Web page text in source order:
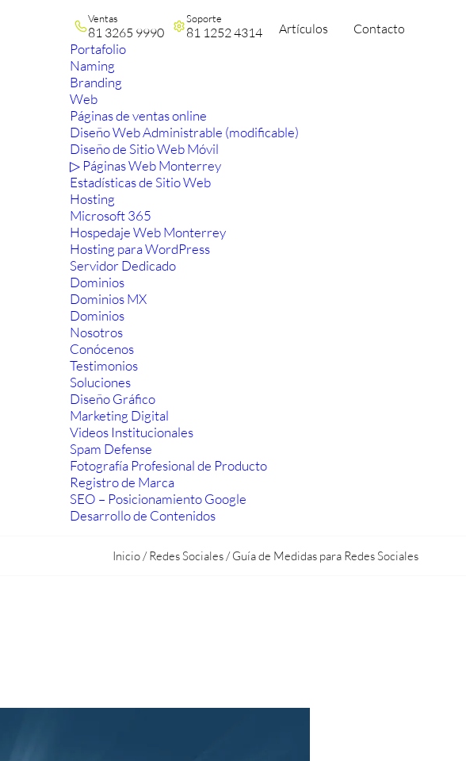
Ventas
81 3265 9990
Soporte
81 1252 4314 Artículos Contacto
Portafolio
Naming
Branding
Web
Páginas de ventas online
Diseño Web Administrable (modificable)
Diseño de Sitio Web Móvil
▷ Páginas Web Monterrey
Estadísticas de Sitio Web
Hosting
Microsoft 365
Hospedaje Web Monterrey
Hosting para WordPress
Servidor Dedicado
Dominios
Dominios MX
Dominios
Nosotros
Conócenos
Testimonios
Soluciones
Diseño Gráfico
Marketing Digital
Videos Institucionales
Spam Defense
Fotografía Profesional de Producto
Registro de Marca
SEO – Posicionamiento Google
Desarrollo de Contenidos
Inicio/Redes Sociales/Guía de Medidas para Redes Sociales